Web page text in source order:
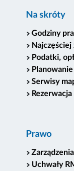
Na skróty
Godziny
Podatki,
Serwisy
Prawo
Uchwały